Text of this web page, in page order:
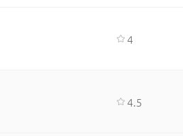
4
4.5